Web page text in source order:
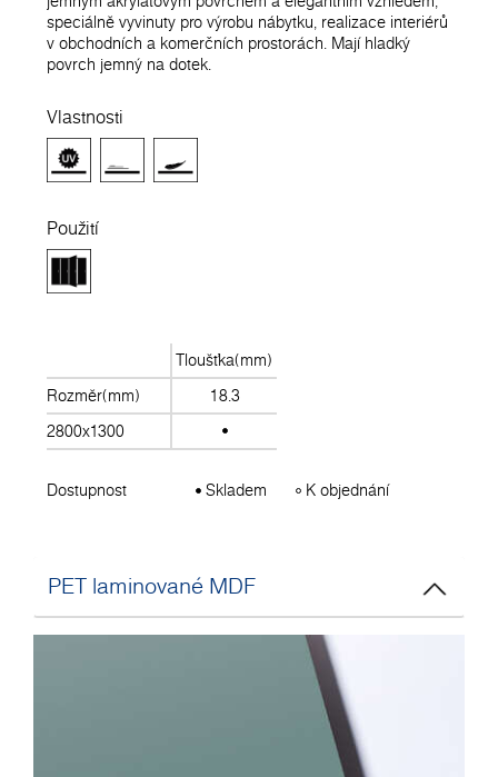
speciálně vyvinuty pro výrobu nábytku, realizace interiérů
v obchodních a komerčních prostorách. Mají hladký
povrch jemný na dotek.
Vlastnosti
Použití
Tloušťka(mm)
Rozměr(mm)
18.3
2800x1300
Dostupnost Skladem K objednání
PET laminované MDF